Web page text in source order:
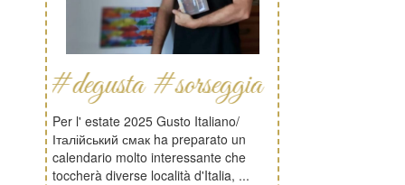
#sorseggia #libri #date
Per l' estate 2025 Gusto Italiano/
Італійський смак ha preparato un
calendario molto interessante che
toccherà diverse località d'Italia, ...